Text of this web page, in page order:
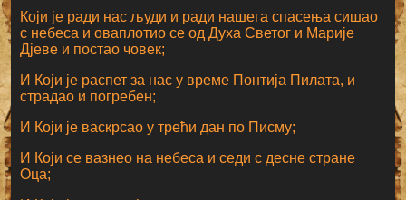
Који је ради нас људи и ради нашега спасења сишао
с небеса и оваплотио се од Духа Светог и Марије
Дјеве и постао човек;
И Који је распет за нас у време Понтија Пилата, и
страдао и погребен;
И Који је васкрсао у трећи дан по Писму;
И Који се вазнео на небеса и седи с десне стране
Оца;